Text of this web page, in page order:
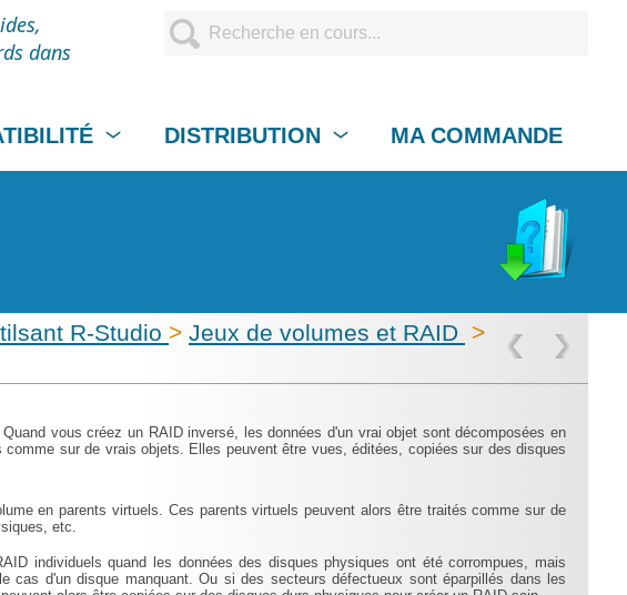
dans
DISTRIBUTION MA COMMANDE
R-Studio > Jeux de volumes et RAID >
vous créez un RAID inversé, les données d'un vrai objet sont décomposées en
sur de vrais objets. Elles peuvent être vues, éditées, copiées sur des disques
en parents virtuels. Ces parents virtuels peuvent alors être traités comme sur de
etc.
individuels quand les données des disques physiques ont été corrompues, mais
cas d'un disque manquant. Ou si des secteurs défectueux sont éparpillés dans les